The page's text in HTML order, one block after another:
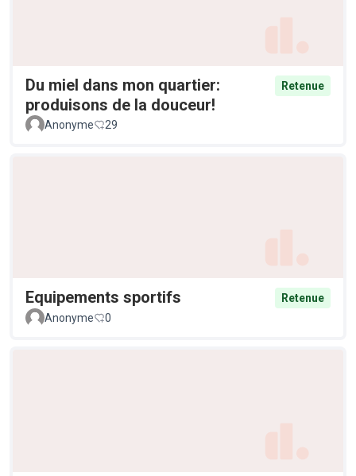
Du miel dans mon quartier:
produisons de la douceur!
Retenue
Anonyme 29
Equipements sportifs
Retenue
Anonyme
0